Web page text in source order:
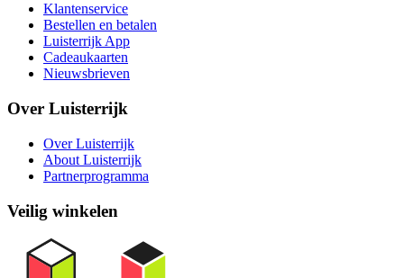
Klantenservice
Bestellen en betalen
Luisterrijk App
Cadeaukaarten
Nieuwsbrieven
Over Luisterrijk
Over Luisterrijk
About Luisterrijk
Partnerprogramma
Veilig winkelen